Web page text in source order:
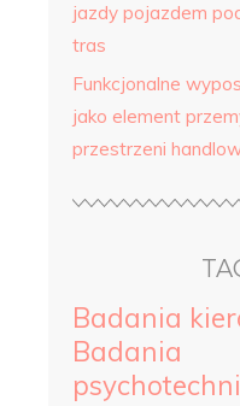
jazdy pojazdem
tras
Funkcjonalne
jako element
przestrzeni
Badania
Badania